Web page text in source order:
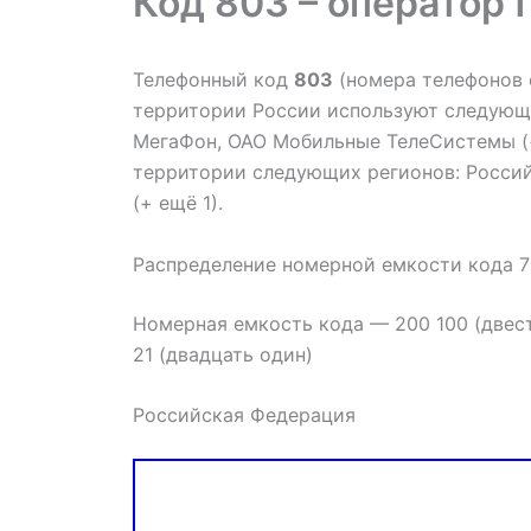
Телефонный код 803 (номера
территории России используют
МегаФон, ОАО Мобильные ТелеСистемы
территории следующих регионов:
(+ ещё 1).
Распределение номерной емкости кода
Номерная емкость кода — 200 100
21 (двадцать один)
Российская Федерация